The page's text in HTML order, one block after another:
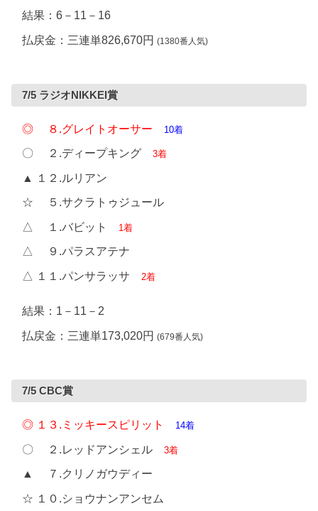
結果：6－11－16
払戻金：三連単826,670円(1380番人気)
7/5 ラジオNIKKEI賞
◎ ８.グレイトオーサー 10着
〇 ２.ディープキング3着
▲ １２.ルリアン
☆ ５.サクラトゥジュール
△ １.バビット 1着
△ ９.パラスアテナ
△ １１.パンサラッサ 2着
結果：1－11－2
払戻金：三連単173,020円(679番人気)
7/5 CBC賞
◎ １３.ミッキースピリット 14着
〇 ２.レッドアンシェル3着
▲ ７.クリノガウディー
☆ １０.ショウナンアンセム